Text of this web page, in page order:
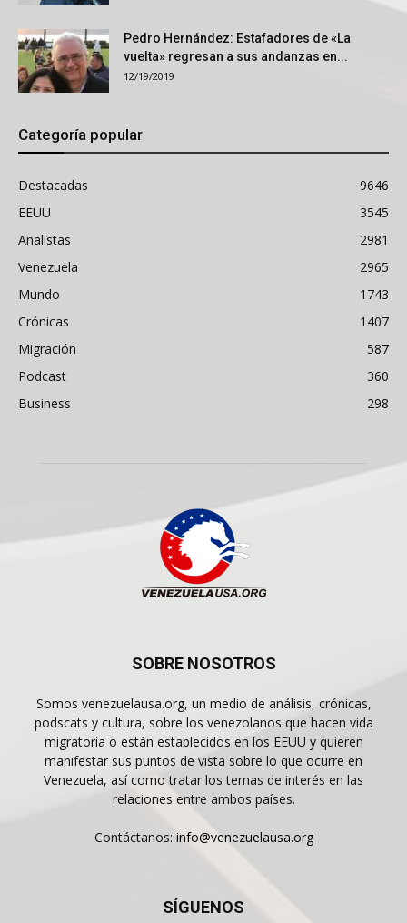
Pedro Hernández: Estafadores de «La
vuelta» regresan a sus andanzas en...
12/19/2019
Categoría popular
Destacadas
9646
EEUU
3545
Analistas
2981
Venezuela
2965
Mundo
1743
Crónicas
1407
Migración
587
Podcast
360
Business
298
SOBRE NOSOTROS
Somos venezuelausa.org, un medio de análisis, crónicas,
podscats y cultura, sobre los venezolanos que hacen vida
migratoria o están establecidos en los EEUU y quieren
manifestar sus puntos de vista sobre lo que ocurre en
Venezuela, así como tratar los temas de interés en las
relaciones entre ambos países.
Contáctanos: info@venezuelausa.org
SÍGUENOS